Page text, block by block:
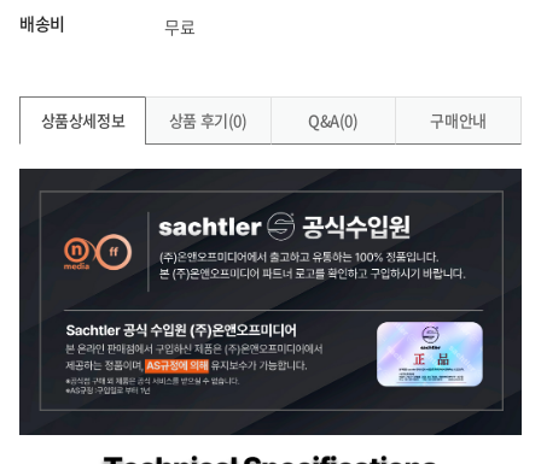
배송비 무료
상품상세정보 상품 후기(0) Q&A(0) 구매안내